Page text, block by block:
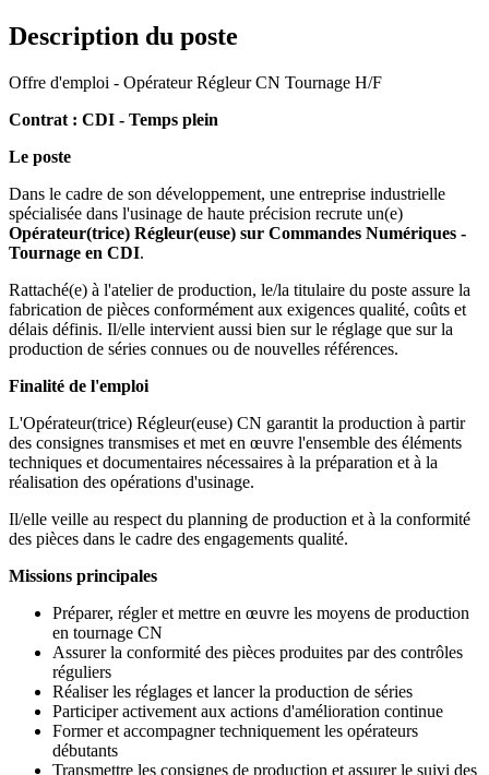
Description du poste
Offre d'emploi - Opérateur Régleur CN Tournage H/F
Contrat : CDI - Temps plein
Le poste
Dans le cadre de son développement, une entreprise industrielle
spécialisée dans l'usinage de haute précision recrute un(e)
Opérateur(trice) Régleur(euse) sur Commandes Numériques -
Tournage en CDI.
Rattaché(e) à l'atelier de production, le/la titulaire du poste assure la
fabrication de pièces conformément aux exigences qualité, coûts et
délais définis. Il/elle intervient aussi bien sur le réglage que sur la
production de séries connues ou de nouvelles références.
Finalité de l'emploi
L'Opérateur(trice) Régleur(euse) CN garantit la production à partir
des consignes transmises et met en œuvre l'ensemble des éléments
techniques et documentaires nécessaires à la préparation et à la
réalisation des opérations d'usinage.
Il/elle veille au respect du planning de production et à la conformité
des pièces dans le cadre des engagements qualité.
Missions principales
Préparer, régler et mettre en œuvre les moyens de production
en tournage CN
Assurer la conformité des pièces produites par des contrôles
réguliers
Réaliser les réglages et lancer la production de séries
Participer activement aux actions d'amélioration continue
Former et accompagner techniquement les opérateurs
débutants
Transmettre les consignes de production et assurer le suivi des